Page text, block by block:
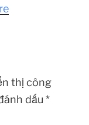
thị công
dấu *